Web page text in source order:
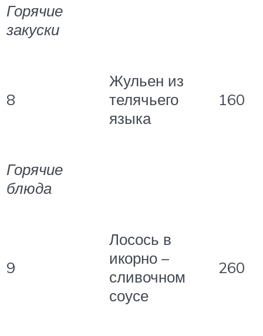
Горячие
закуски
8
Жульен из
телячьего
языка
160
Горячие
блюда
9
Лосось в
икорно –
сливочном
соусе
260